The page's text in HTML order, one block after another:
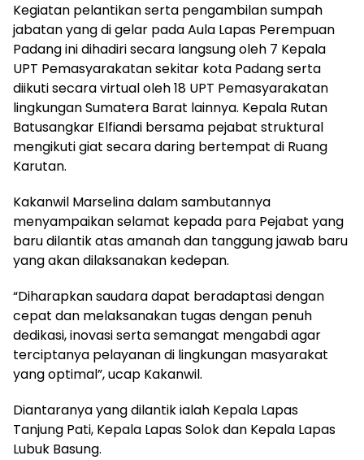
Kegiatan pelantikan serta pengambilan sumpah
jabatan yang di gelar pada Aula Lapas Perempuan
Padang ini dihadiri secara langsung oleh 7 Kepala
UPT Pemasyarakatan sekitar kota Padang serta
diikuti secara virtual oleh 18 UPT Pemasyarakatan
lingkungan Sumatera Barat lainnya. Kepala Rutan
Batusangkar Elfiandi bersama pejabat struktural
mengikuti giat secara daring bertempat di Ruang
Karutan.
Kakanwil Marselina dalam sambutannya
menyampaikan selamat kepada para Pejabat yang
baru dilantik atas amanah dan tanggung jawab baru
yang akan dilaksanakan kedepan.
“Diharapkan saudara dapat beradaptasi dengan
cepat dan melaksanakan tugas dengan penuh
dedikasi, inovasi serta semangat mengabdi agar
terciptanya pelayanan di lingkungan masyarakat
yang optimal”, ucap Kakanwil.
Diantaranya yang dilantik ialah Kepala Lapas
Tanjung Pati, Kepala Lapas Solok dan Kepala Lapas
Lubuk Basung.